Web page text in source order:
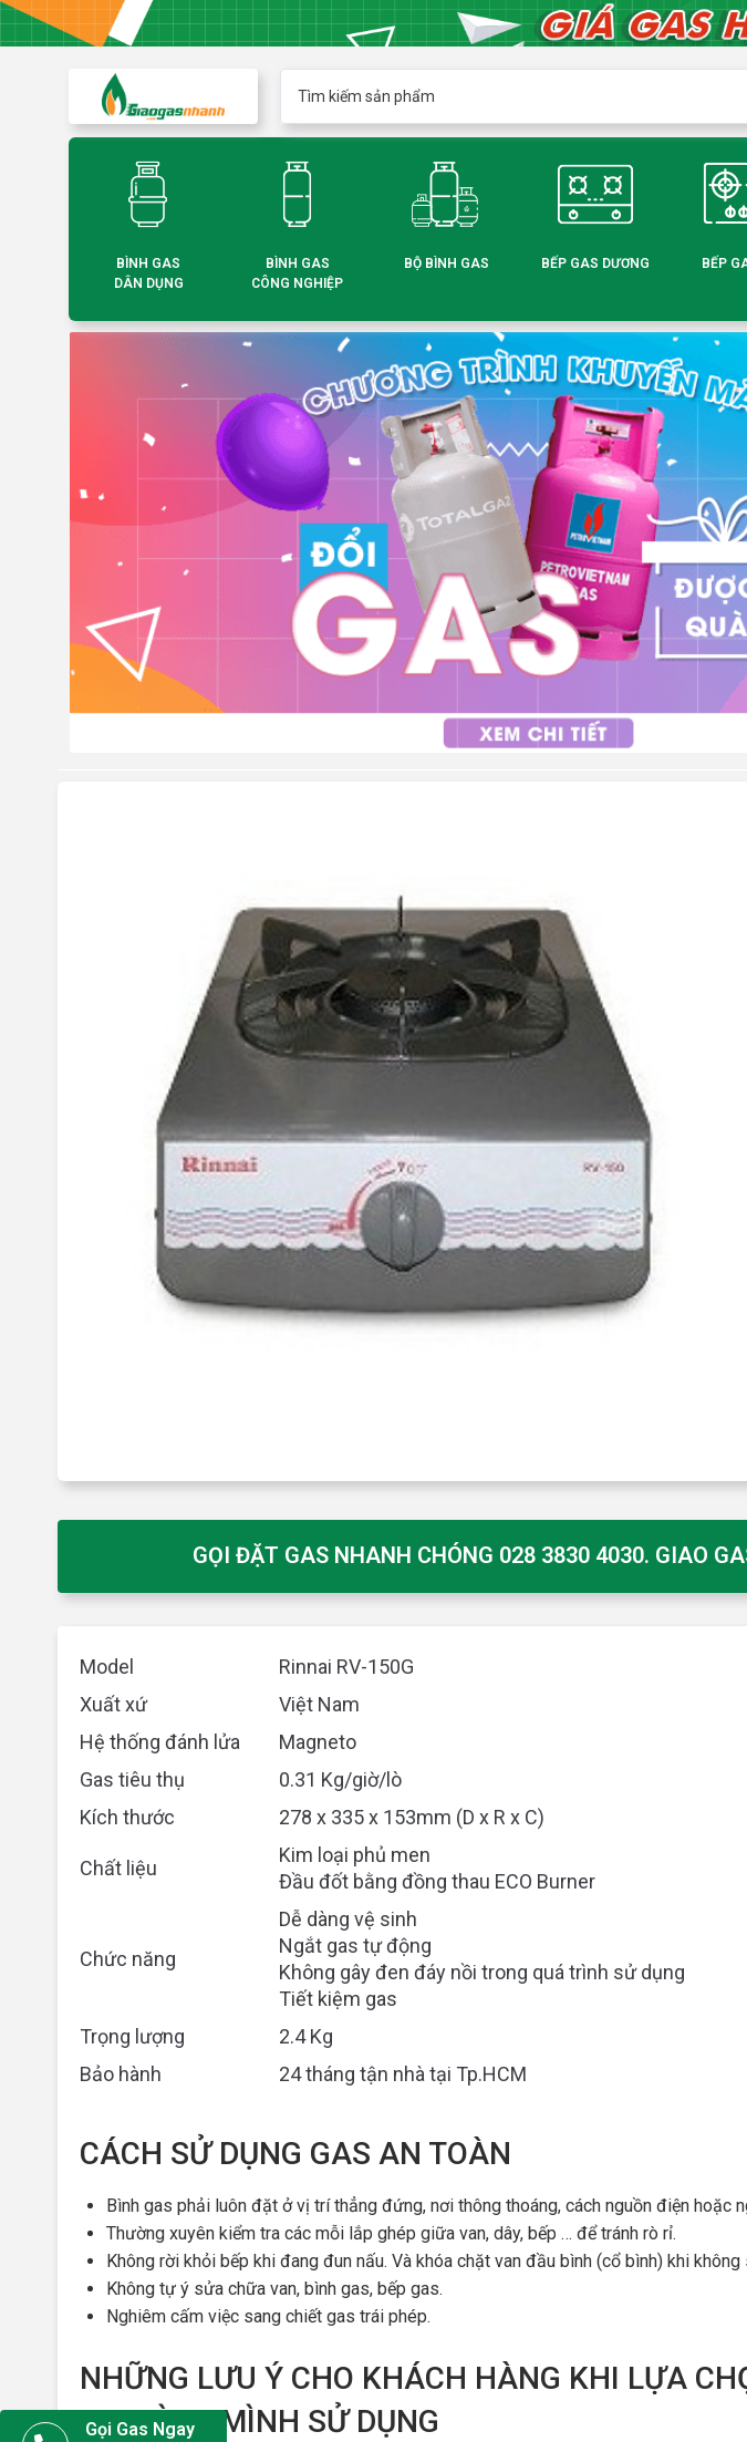
BÌNH GAS
DÂN DỤNG
BÌNH GAS
CÔNG NGHIỆP
BỘ BÌNH GAS BẾP GAS DƯƠNG BẾP
GỌI ĐẶT GAS NHANH CHÓNG 028 3830 4030. GIAO
Model
Rinnai RV-150G
Xuất xứ
Việt Nam
Hệ thống đánh lửa
Magneto
Gas tiêu thụ
0.31 Kg/giờ/lò
Kích thước
278 x 335 x 153mm (D x R x C)
Chất liệu
Kim loại phủ men
Đầu đốt bằng đồng thau ECO Burner
Chức năng
Dễ dàng vệ sinh
Ngắt gas tự động
Không gây đen đáy nồi trong quá trình sử dụng
Tiết kiệm gas
Trọng lượng
2.4 Kg
Bảo hành
24 tháng tận nhà tại Tp.HCM
CÁCH SỬ DỤNG GAS AN TOÀN
Bình gas phải luôn đặt ở vị trí thẳng đứng, nơi thông thoáng, cách nguồn điện hoặc
Thường xuyên kiểm tra các mỗi lắp ghép giữa van, dây, bếp … để tránh rò rỉ.
Không rời khỏi bếp khi đang đun nấu. Và khóa chặt van đầu bình (cổ bình) khi không
Không tự ý sửa chữa van, bình gas, bếp gas.
Nghiêm cấm việc sang chiết gas trái phép.
NHỮNG LƯU Ý CHO KHÁCH HÀNG KHI LỰA
GIA ĐÌNH MÌNH SỬ DỤNG
Gọi Gas Ngay